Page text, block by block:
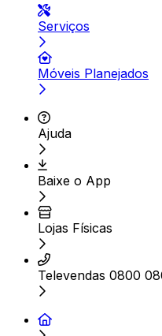
Serviços
Móveis Planejados
Ajuda
Baixe o App
Lojas Físicas
Televendas 0800